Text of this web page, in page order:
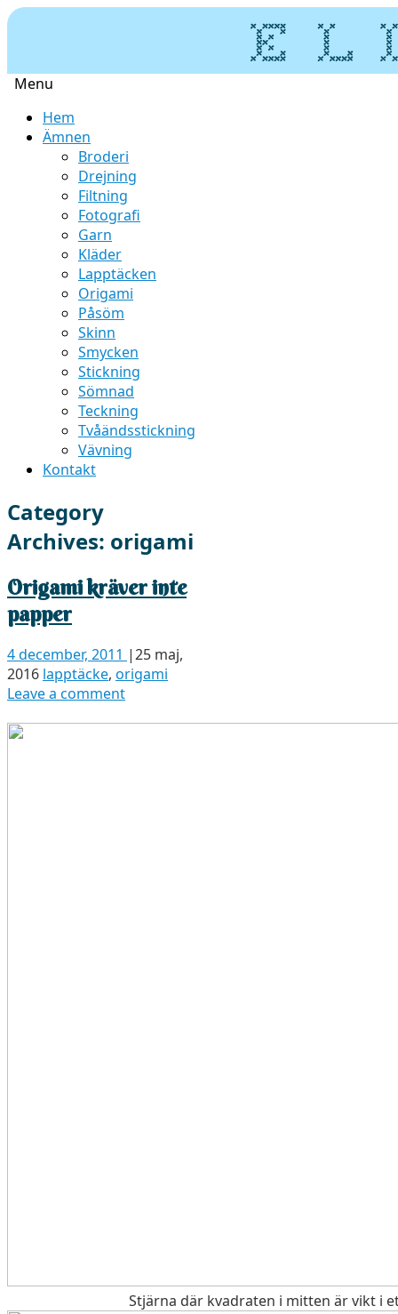
Menu
Skip Hem
Ämnen
Broderi
Drejning
Filtning
Fotografi
Garn
Kläder
Lapptäcken
Origami
Påsöm
Skinn
Smycken
Stickning
Sömnad
Teckning
Tvåändsstickning
Vävning
Kontakt
Category
Archives: origami
Origami kräver inte
papper
4 december, 2011 |25 maj,
2016 lapptäcke, origami
Leave a comment
Stjärna där kvadraten i mitten är vikt i